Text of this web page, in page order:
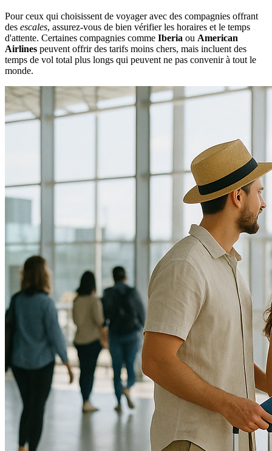
Pour ceux qui choisissent de voyager avec des compagnies offrant
des escales, assurez-vous de bien vérifier les horaires et le temps
d'attente. Certaines compagnies comme Iberia ou American
Airlines peuvent offrir des tarifs moins chers, mais incluent des
temps de vol total plus longs qui peuvent ne pas convenir à tout le
monde.